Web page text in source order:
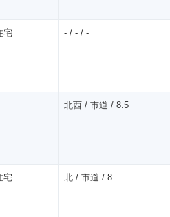
宅 - / - / -
北西 / 市道 / 8.5
宅 北 / 市道 / 8